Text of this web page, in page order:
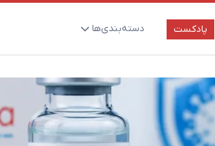
پادکست دسته‌بندی‌ها
ارتقای سلامت و طول عمر
اعصاب و روان
بیماری‌ها و پاتوژن‌ها
تغذیه و مکمل‌ها